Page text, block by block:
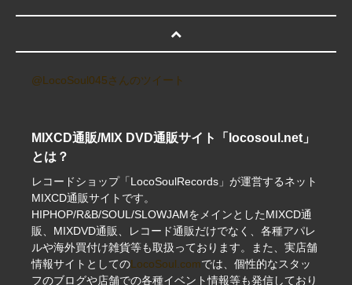
@LocoSoul045さんのツイート
MIXCD通販/MIX DVD通販サイト「locosoul.net」
とは？
レコードショップ「LocoSoulRecords」が運営するネット
MIXCD通販サイトです。
HIPHOP/R&B/SOUL/SLOWJAMをメインとしたMIXCD通
販、MIXDVD通販、レコード通販だけでなく、各種アパレ
ルや海外買付け雑貨等も取扱っております。また、実店舗
情報サイトとしてのLocoSoul.comでは、個性的なスタッ
フのブログや店舗での各種イベント情報等も発信しており